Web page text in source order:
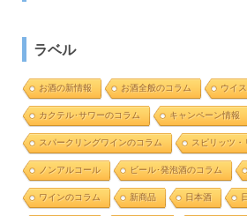
ラベル
お酒の新情報 お酒全般のコラム ウイ
カクテル･サワーのコラム キャンペーン情報
スパークリングワインのコラム スピリッツ
ノンアルコール ビール･発泡酒のコラム
ワインのコラム 新商品 日本酒